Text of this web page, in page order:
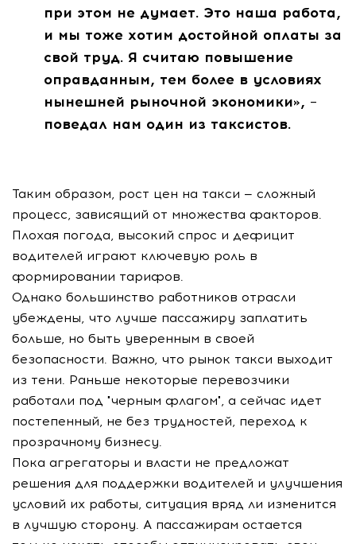
при этом не думает. Это наша работа,
и мы тоже хотим достойной оплаты за
свой труд. Я считаю повышение
оправданным, тем более в условиях
нынешней рыночной экономики», –
поведал нам один из таксистов.
Таким образом, рост цен на такси — сложный
процесс, зависящий от множества факторов.
Плохая погода, высокий спрос и дефицит
водителей играют ключевую роль в
формировании тарифов.
Однако большинство работников отрасли
убеждены, что лучше пассажиру заплатить
больше, но быть уверенным в своей
безопасности. Важно, что рынок такси выходит
из тени. Раньше некоторые перевозчики
работали под "черным флагом", а сейчас идет
постепенный, не без трудностей, переход к
прозрачному бизнесу.
Пока агрегаторы и власти не предложат
решения для поддержки водителей и улучшения
условий их работы, ситуация вряд ли изменится
в лучшую сторону. А пассажирам остается